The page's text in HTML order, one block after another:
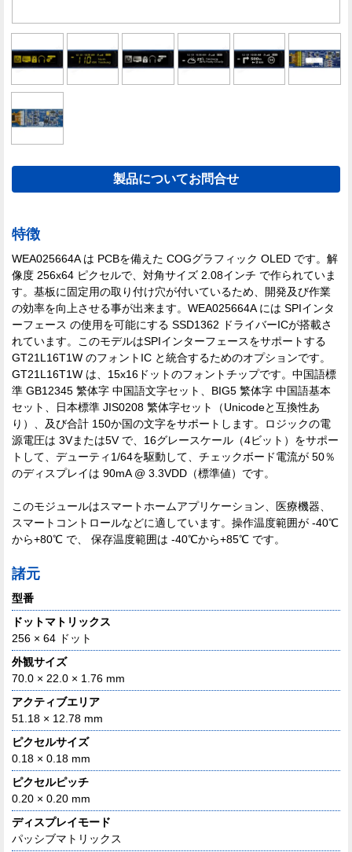
製品についてお問合せ
特徴
WEA025664A は PCBを備えた COGグラフィック OLED です。解
像度 256x64 ピクセルで、対角サイズ 2.08インチ で作られていま
す。基板に固定用の取り付け穴が付いているため、開発及び作業
の効率を向上させる事が出来ます。WEA025664A には SPIインタ
ーフェース の使用を可能にする SSD1362 ドライバーICが搭載さ
れています。このモデルはSPIインターフェースをサポートする
GT21L16T1W のフォントIC と統合するためのオプションです。
GT21L16T1W は、15x16ドットのフォントチップです。中国語標
準 GB12345 繁体字 中国語文字セット、BIG5 繁体字 中国語基本
セット、日本標準 JIS0208 繁体字セット（Unicodeと互換性あ
り）、及び合計 150か国の文字をサポートします。ロジックの電
源電圧は 3Vまたは5V で、16グレースケール（4ビット）をサポー
トして、デューティ1/64を駆動して、チェックボード電流が 50％
のディスプレイは 90mA @ 3.3VDD（標準値）です。
このモジュールはスマートホームアプリケーション、医療機器、
スマートコントロールなどに適しています。操作温度範囲が -40℃
から+80℃ で、 保存温度範囲は -40℃から+85℃ です。
諸元
型番
ドットマトリックス
256 × 64 ドット
外観サイズ
70.0 × 22.0 × 1.76 mm
アクティブエリア
51.18 × 12.78 mm
ピクセルサイズ
0.18 × 0.18 mm
ピクセルピッチ
0.20 × 0.20 mm
ディスプレイモード
パッシブマトリックス